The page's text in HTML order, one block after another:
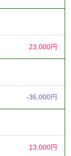
23,000円
-36,000円
13,000円